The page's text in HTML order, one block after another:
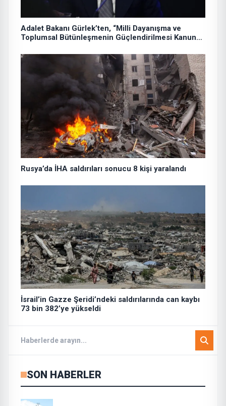
Adalet Bakanı Gürlek’ten, “Milli Dayanışma ve
Toplumsal Bütünleşmenin Güçlendirilmesi Kanun
Rusya’da İHA saldırıları sonucu 8 kişi yaralandı
İsrail’in Gazze Şeridi’ndeki saldırılarında can kaybı
73 bin 382’ye yükseldi
SON HABERLER